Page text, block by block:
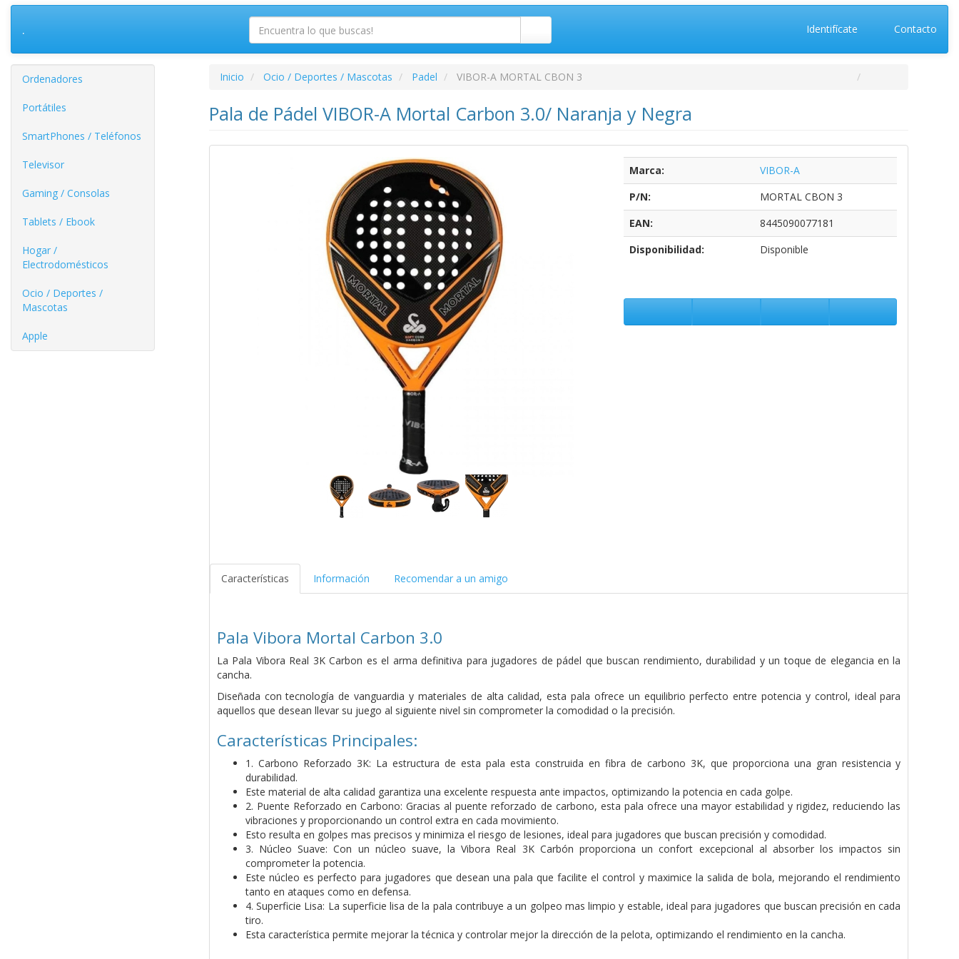
. Identifícate Contacto
Ordenadores
Portátiles
SmartPhones / Teléfonos
Televisor
Gaming / Consolas
Tablets / Ebook
Hogar /
Electrodomésticos
Ocio / Deportes /
Mascotas
Apple
Inicio Ocio / Deportes / Mascotas Padel VIBOR-A MORTAL CBON 3
Pala de Pádel VIBOR-A Mortal Carbon 3.0/ Naranja y Negra
Marca:
VIBOR-A
P/N:
MORTAL CBON 3
EAN:
8445090077181
Disponibilidad:
Disponible
Características Información Recomendar a un amigo
Pala Vibora Mortal Carbon 3.0
La Pala Vibora Real 3K Carbon es el arma definitiva para jugadores de pádel que buscan rendimiento, durabilidad y un toque de elegancia en la
cancha.
Diseñada con tecnología de vanguardia y materiales de alta calidad, esta pala ofrece un equilibrio perfecto entre potencia y control, ideal para
aquellos que desean llevar su juego al siguiente nivel sin comprometer la comodidad o la precisión.
Características Principales:
1. Carbono Reforzado 3K: La estructura de esta pala esta construida en fibra de carbono 3K, que proporciona una gran resistencia y
durabilidad.
Este material de alta calidad garantiza una excelente respuesta ante impactos, optimizando la potencia en cada golpe.
2. Puente Reforzado en Carbono: Gracias al puente reforzado de carbono, esta pala ofrece una mayor estabilidad y rigidez, reduciendo las
vibraciones y proporcionando un control extra en cada movimiento.
Esto resulta en golpes mas precisos y minimiza el riesgo de lesiones, ideal para jugadores que buscan precisión y comodidad.
3. Núcleo Suave: Con un núcleo suave, la Vibora Real 3K Carbón proporciona un confort excepcional al absorber los impactos sin
comprometer la potencia.
Este núcleo es perfecto para jugadores que desean una pala que facilite el control y maximice la salida de bola, mejorando el rendimiento
tanto en ataques como en defensa.
4. Superficie Lisa: La superficie lisa de la pala contribuye a un golpeo mas limpio y estable, ideal para jugadores que buscan precisión en cada
tiro.
Esta característica permite mejorar la técnica y controlar mejor la dirección de la pelota, optimizando el rendimiento en la cancha.